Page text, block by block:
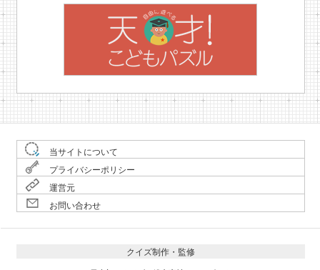
当サイトについて
プライバシーポリシー
運営元
お問い合わせ
クイズ制作・監修